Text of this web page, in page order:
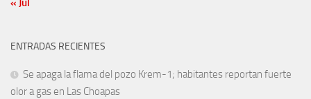
« Jul
ENTRADAS RECIENTES
Se apaga la flama del pozo Krem-1; habitantes reportan fuerte
olor a gas en Las Choapas